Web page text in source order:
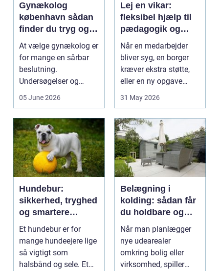
Gynækolog
københavn sådan
finder du tryg og
professionel hjælp
At vælge gynækolog er
for mange en sårbar
beslutning.
Undersøgelser og
behandlinger foregår i
05 June 2026
Lej en vikar:
fleksibel hjælp til
pædagogik og
sundhed
Når en medarbejder
bliver syg, en borger
kræver ekstra støtte,
eller en ny opgave
opstår fra dag til...
31 May 2026
Hundebur:
sikkerhed, tryghed
og smartere
hverdag med hund
Et hundebur er for
mange hundeejere lige
så vigtigt som
halsbånd og sele. Et
Belægning i
kolding: sådan får
du holdbare og
flotte udearealer
Når man planlægger
nye udearealer
omkring bolig eller
virksomhed, spiller